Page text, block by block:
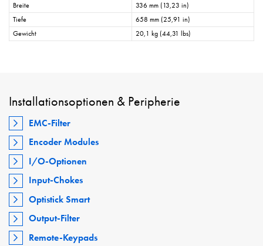
Breite
336 mm (13,23 in)
Tiefe
658 mm (25,91 in)
Gewicht
20,1 kg (44,31 lbs)
Installationsoptionen & Peripherie
EMC-Filter
Encoder Modules
I/O-Optionen
Input-Chokes
Optistick Smart
Output-Filter
Remote-Keypads